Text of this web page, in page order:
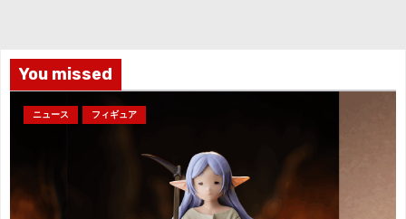
You missed
ニュース フィギュア